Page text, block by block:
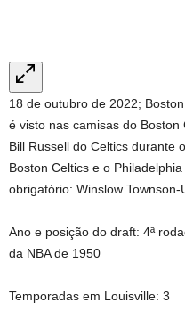
18 de outubro de 2022;
é visto nas camisas do
Bill Russell do Celtics durante
Boston Celtics e o
obrigatório: Winslow Townson-
Ano e posição do draft: 4ª
da NBA de 1950
Temporadas em Louisville: 3